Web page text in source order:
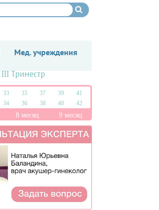
Мед. учреждения
III Триместр
33 35 37 39
41
34 36 38 40 42
8 месяц 9 месяц